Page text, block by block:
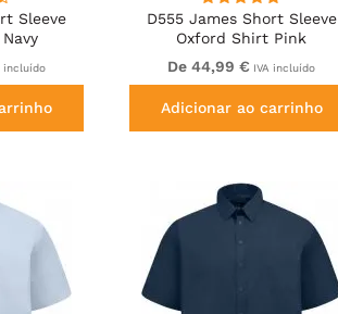
Sleeve
incluído
D555 James Short Sleeve
Oxford Shirt Pink
De 44,99 € IVA incluído
Adicionar ao carrinho